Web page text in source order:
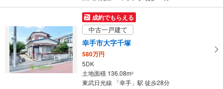
成約でもらえる
中古一戸建て
幸手市大字千塚
580万円
5DK
土地面積 136.08m2
東武日光線 「幸手」駅 徒歩28分